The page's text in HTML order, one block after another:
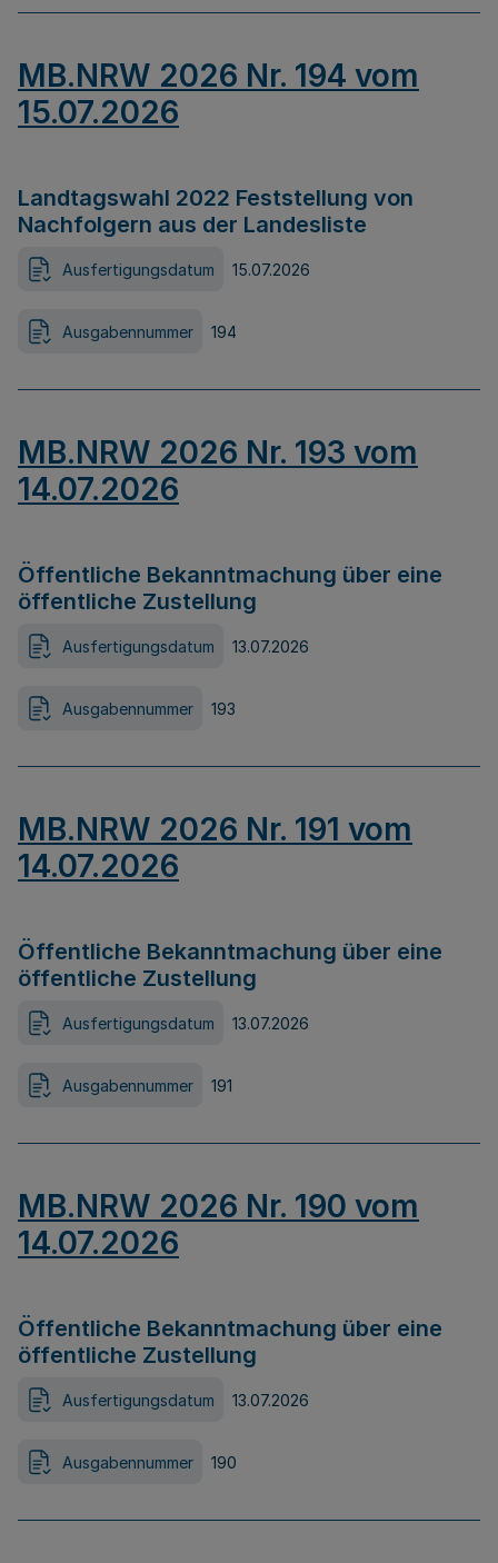
MB.NRW 2026 Nr. 194 vom
15.07.2026
Landtagswahl 2022 Feststellung von
Nachfolgern aus der Landesliste
Ausfertigungsdatum 15.07.2026
Ausgabennummer 194
MB.NRW 2026 Nr. 193 vom
14.07.2026
Öffentliche Bekanntmachung über eine
öffentliche Zustellung
Ausfertigungsdatum 13.07.2026
Ausgabennummer 193
MB.NRW 2026 Nr. 191 vom
14.07.2026
Öffentliche Bekanntmachung über eine
öffentliche Zustellung
Ausfertigungsdatum 13.07.2026
Ausgabennummer 191
MB.NRW 2026 Nr. 190 vom
14.07.2026
Öffentliche Bekanntmachung über eine
öffentliche Zustellung
Ausfertigungsdatum 13.07.2026
Ausgabennummer 190